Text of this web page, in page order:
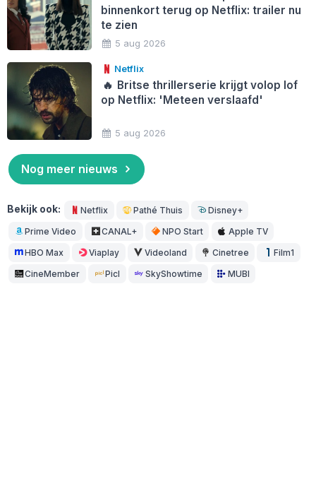
binnenkort terug op Netflix: trailer nu
te zien
5 aug 2026
Netflix
🔥 Britse thrillerserie krijgt volop lof
op Netflix: 'Meteen verslaafd'
5 aug 2026
Nog meer nieuws
Bekijk ook: Netflix Pathé Thuis Disney+
Prime Video CANAL+ NPO Start Apple TV
HBO Max Viaplay Videoland Cinetree Film1
CineMember Picl SkyShowtime MUBI